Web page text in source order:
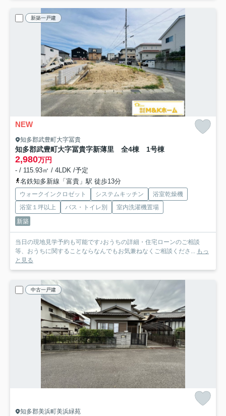
新築一戸建
NEW
知多郡武豊町大字冨貴
知多郡武豊町大字冨貴字新薄里 全4棟 1号棟
2,980万円
- / 115.93㎡ / 4LDK /予定
名鉄知多新線「富貴」駅 徒歩13分
ウォークインクロゼット システムキッチン
浴室乾燥機
浴室１坪以上
バス・トイレ別
室内洗濯機置場
新築
当日の現地見学予約も可能です♪おうちの詳細・住宅ローンのご相談
等、おうちに関することならなんでもお気兼ねなくご相談くださ... もっ
と見る
中古一戸建
知多郡美浜町美浜緑苑